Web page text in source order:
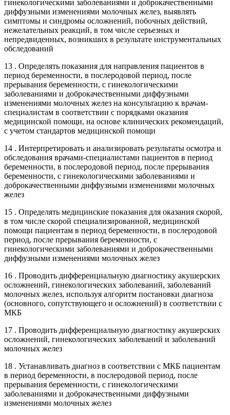
гинекологическими заболеваниями и доброкачественными
диффузными изменениями молочных желез, выявлять
симптомы и синдромы осложнений, побочных действий,
нежелательных реакций, в том числе серьезных и
непредвиденных, возникших в результате инструментальных
обследований
13 . Определять показания для направления пациентов в
период беременности, в послеродовой период, после
прерывания беременности, с гинекологическими
заболеваниями и доброкачественными диффузными
изменениями молочных желез на консультацию к врачам-
специалистам в соответствии с порядками оказания
медицинской помощи, на основе клинических рекомендаций,
с учетом стандартов медицинской помощи
14 . Интерпретировать и анализировать результаты осмотра и
обследования врачами-специалистами пациентов в период
беременности, в послеродовой период, после прерывания
беременности, с гинекологическими заболеваниями и
доброкачественными диффузными изменениями молочных
желез
15 . Определять медицинские показания для оказания скорой,
в том числе скорой специализированной, медицинской
помощи пациентам в период беременности, в послеродовой
период, после прерывания беременности, с
гинекологическими заболеваниями и доброкачественными
диффузными изменениями молочных желез
16 . Проводить дифференциальную диагностику акушерских
осложнений, гинекологических заболеваний, заболеваний
молочных желез, используя алгоритм постановки диагноза
(основного, сопутствующего и осложнений) в соответствии с
МКБ
17 . Проводить дифференциальную диагностику акушерских
осложнений, гинекологических заболеваний и заболеваний
молочных желез
18 . Устанавливать диагноз в соответствии с МКБ пациентам
в период беременности, в послеродовой период, после
прерывания беременности, с гинекологическими
заболеваниями и доброкачественными диффузными
изменениями молочных желез